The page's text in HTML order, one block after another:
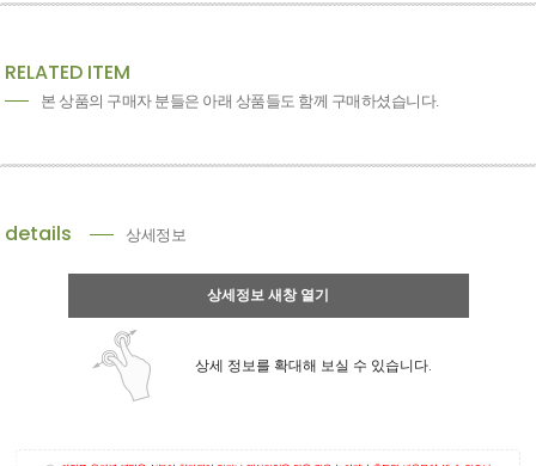
RELATED ITEM
본 상품의 구매자 분들은 아래 상품들도 함께 구매하셨습니다.
details 상세정보
상세정보 새창 열기
상세 정보를 확대해 보실 수 있습니다.